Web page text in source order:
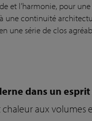
et l’harmonie, pour
une continuité
une série de clos
dans un
chaleur aux